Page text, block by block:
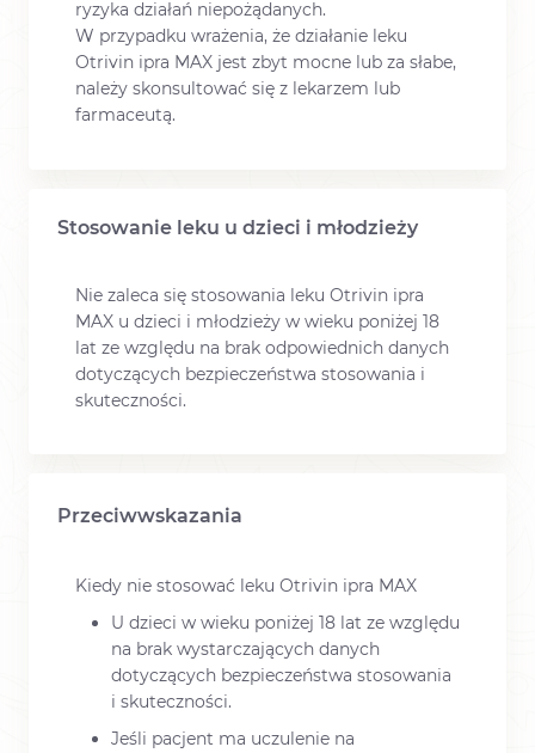
ryzyka działań niepożądanych.
W przypadku wrażenia, że działanie leku
Otrivin ipra MAX jest zbyt mocne lub za słabe,
należy skonsultować się z lekarzem lub
farmaceutą.
Stosowanie leku u dzieci i młodzieży
Nie zaleca się stosowania leku Otrivin ipra
MAX u dzieci i młodzieży w wieku poniżej 18
lat ze względu na brak odpowiednich danych
dotyczących bezpieczeństwa stosowania i
skuteczności.
Przeciwwskazania
Kiedy nie stosować leku Otrivin ipra MAX
U dzieci w wieku poniżej 18 lat ze względu
na brak wystarczających danych
dotyczących bezpieczeństwa stosowania
i skuteczności.
Jeśli pacjent ma uczulenie na